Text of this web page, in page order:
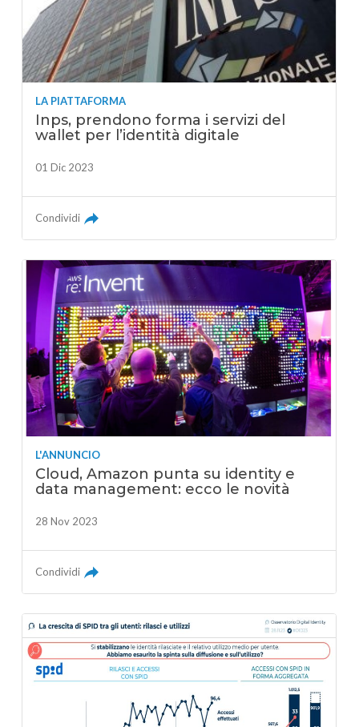
LA PIATTAFORMA
Inps, prendono forma i servizi del
wallet per l’identità digitale
01 Dic 2023
Condividi
L'ANNUNCIO
Cloud, Amazon punta su identity e
data management: ecco le novità
28 Nov 2023
Condividi